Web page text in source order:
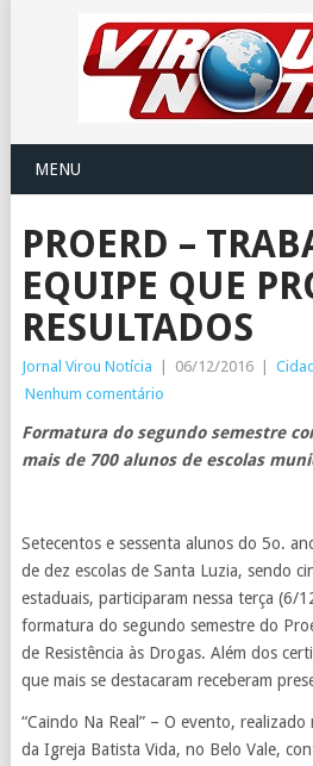
MENU
PROERD –
EQUIPE QUE
RESULTADOS
Jornal Virou Notícia 06/12/2016
Nenhum comentário
Formatura do segundo semestre
mais de 700 alunos de escolas
Setecentos e sessenta alunos do 5o.
de dez escolas de Santa Luzia, sendo
estaduais, participaram nessa terça (6/
formatura do segundo semestre do
de Resistência às Drogas. Além dos
que mais se destacaram receberam
“Caindo Na Real” – O evento,
da Igreja Batista Vida, no Belo Vale,